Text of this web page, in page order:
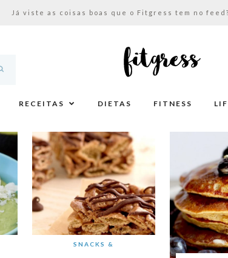
RECEITAS DIETAS FITNESS
SNACKS &
Já viste as coisas boas que o Fitgress tem no feed?